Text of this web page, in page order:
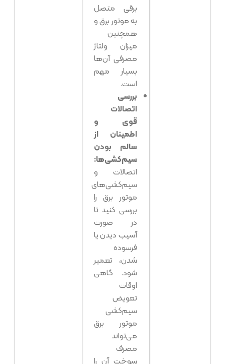
برقی متصل
به موتور برق و
همچنین
میزان ولتاژ
مصرفی آن‌ها
بسیار مهم
است.
بررسی
اتصالات
قوی و
اطمینان از
سالم بودن
سیم‌کشی‌ها:
اتصالات و
سیم‌کشی‌های
موتور برق را
بررسی کنید تا
در صورت
آسیب دیدن یا
فرسوده
شدن، تعمیر
شود. گاهی
اوقات
تعویض
سیم‌کشی
موتور برق
می‌تواند
مصرف
سوخت آن را